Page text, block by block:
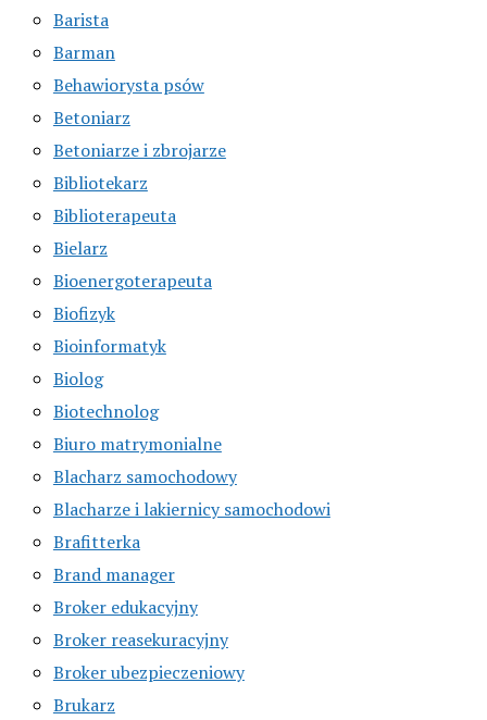
Barista
Barman
Behawiorysta psów
Betoniarz
Betoniarze i zbrojarze
Bibliotekarz
Biblioterapeuta
Bielarz
Bioenergoterapeuta
Biofizyk
Bioinformatyk
Biolog
Biotechnolog
Biuro matrymonialne
Blacharz samochodowy
Blacharze i lakiernicy samochodowi
Brafitterka
Brand manager
Broker edukacyjny
Broker reasekuracyjny
Broker ubezpieczeniowy
Brukarz